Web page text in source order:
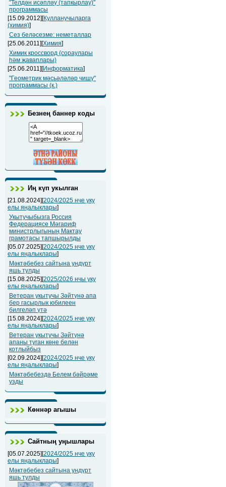
"Телдән исәпләү (тапкырлау)"
программасы
[15.09.2012][Кулланучыларга
(химия)]
Сез беләсезме: неметаллар
[25.06.2011][Химия]
Химик кроссворд (сораулары
һәм җаваплары)
[25.06.2011][Информатика]
"Геометрик мәсьәләләр чишү"
программасы (к.)
Безнең баннер коды
Иң күп укылган
[21.08.2024][2024/2025 нче уку
елы яңалыклары]
Укытучыбызга Россия
Федерациясе Мәгариф
министрлыгының Мактау
грамотасы тапшырылды
[05.07.2025][2024/2025 нче уку
елы яңалыклары]
Мәктәбебез сайтына ундүрт
яшь тулды
[15.08.2025][2025/2026 нчы уку
елы яңалыклары]
Ветеран укытучы Зәйтүнә апа
бер гасырлык юбилеен
билгеләп үтә
[15.08.2024][2024/2025 нче уку
елы яңалыклары]
Ветеран укытучы Зәйтүнә
апаны туган көне белән
котлыйбыз
[02.09.2024][2024/2025 нче уку
елы яңалыклары]
Мәктәбебездә Белем бәйрәме
узды
Көннәр агышы
Сайтның уңышлары
[05.07.2025][2024/2025 нче уку
елы яңалыклары]
Мәктәбебез сайтына ундүрт
яшь тулды